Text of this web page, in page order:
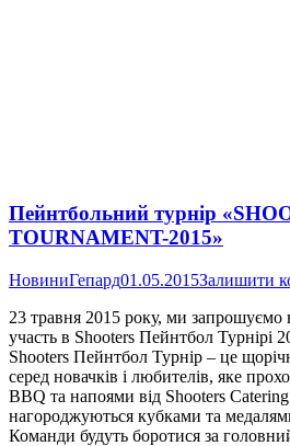
Пейнтбольний турнір
TOURNAMENT-2015»
НовиниГепард01.05.2015Залишити
23 травня 2015 року, ми запрошуємо
участь в Shooters Пейнтбол Турнірі
Shooters Пейнтбол Турнір – це
серед новачків і любителів, яке
BBQ та напоями від Shooters
нагороджуються кубками та
Команди будуть боротися за